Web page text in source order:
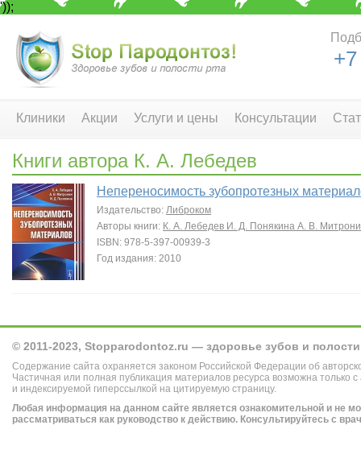
'));
Клиники Акции Услуги и цены Консультации
Книги автора К. А. Лебедев
Непереносимость зубопротезных
Издательство: Либроком
Авторы книги: К. А. Лебедев И. Д. Понякина А. В.
ISBN: 978-5-397-00939-3
Год издания: 2010
© 2011-2023, Stopparodontoz.ru — здоровье зубов и
Содержание сайта охраняется законом Российской Федерации об
Частичная или полная публикация материалов ресурса возможна только с
и индексируемой гиперссылкой на цитируемую страницу.
Любая информация на данном сайте является ознакомительной и не
рассматриваться как руководство к действию. Консультируйтесь с